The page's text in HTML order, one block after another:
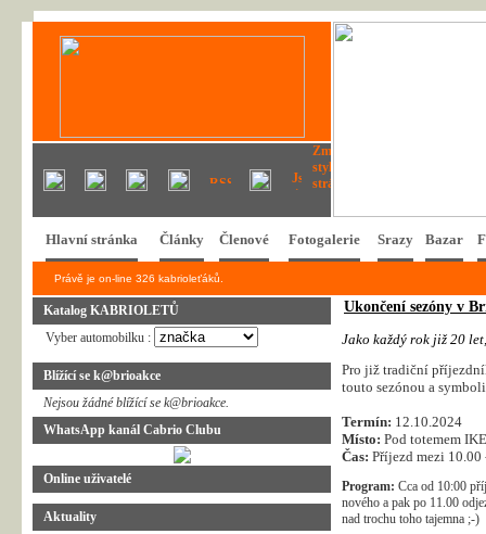
Hlavní stránka Články Členové Fotogalerie Srazy Bazar
Právě je on-line 326 kabrioleťáků.
Katalog KABRIOLETŮ
Vyber automobilku :
Blížící se k@brioakce
Nejsou žádné blížící se k@brioakce.
WhatsApp kanál Cabrio Clubu
Online uživatelé
Aktuality
Ukončení sezóny v
Jako každý rok již 20 let,
Pro již tradiční
touto sezónou a
Termín: 12.10.2024
Místo: Pod totemem
Čas: Příjezd mezi 10.00
Program: Cca od 10:00
nového a pak po 11.00
nad trochu toho tajemna ;-)